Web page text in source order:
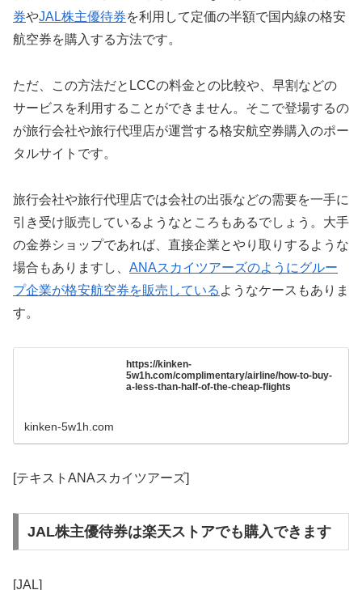
券やJAL株主優待券を利用して定価の半額で国内線の格安
航空券を購入する方法です。
ただ、この方法だとLCCの料金との比較や、早割などの
サービスを利用することができません。そこで登場するの
が旅行会社や旅行代理店が運営する格安航空券購入のポー
タルサイトです。
旅行会社や旅行代理店では会社の出張などの需要を一手に
引き受け販売しているようなところもあるでしょう。大手
の金券ショップであれば、直接企業とやり取りするような
場合もありますし、 ANAスカイツアーズのようにグルー
プ企業が格安航空券を販売している ようなケースもありま
す。
https://kinken-
5w1h.com/complimentary/airline/how-to-buy-
a-less-than-half-of-the-cheap-flights
kinken-5w1h.com
[テキストANAスカイツアーズ]
JAL株主優待券は楽天ストアでも購入できます
[JAL]